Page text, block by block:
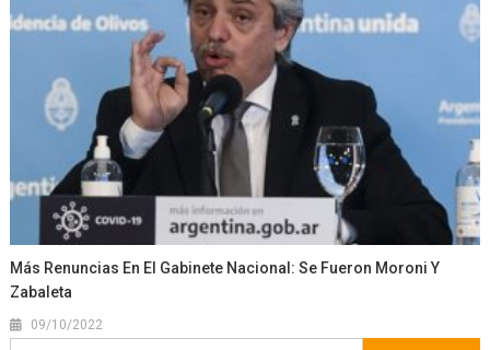
Más Renuncias En El Gabinete Nacional: Se Fueron Moroni Y
Zabaleta
09/10/2022